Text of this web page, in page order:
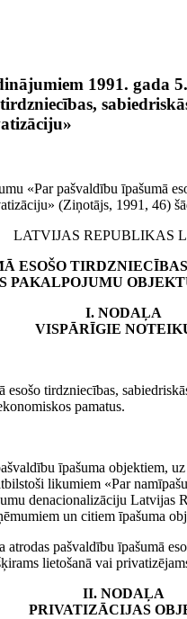
1991. gada
«Par pašvaldību īpašumā
(Ziņotājs, 1991, 46)
LATVIJAS REPUBLIKAS
ESOŠO
PAKALPOJUMU
I. NODAĻA
VISPĀRĪGIE
tirdzniecības,
pamatus.
īpašuma objektiem,
likumiem «Par
denacionalizāciju Latvijas
un citiem īpašuma
pašvaldību īpašumā
lietošanā vai
II. NODAĻA
PRIVATIZĀCIJAS